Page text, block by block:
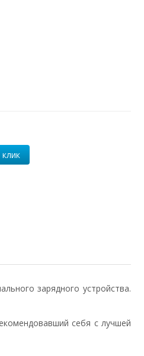
зарядного устройства.
себя с лучшей